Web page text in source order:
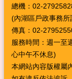
總機：02-
(內湖區戶政事務
傳真：02-
服務時間：週一至
心中午不休息)
本網站內容版權屬